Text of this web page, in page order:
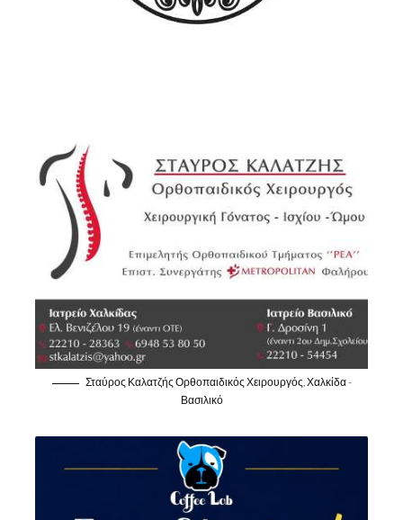
Σταύρος Καλατζής Ορθοπαιδικός Χειρουργός, Χαλκίδα -
Βασιλικό